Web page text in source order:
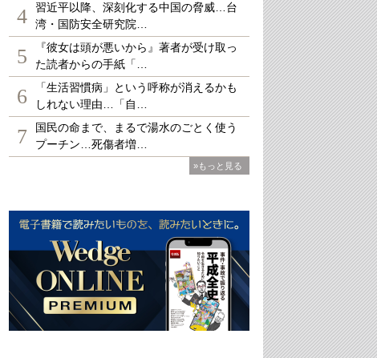
4
習近平以降、深刻化する中国の脅威…台
湾・国防安全研究院…
5
『彼女は頭が悪いから』著者が受け取っ
た読者からの手紙「…
6
「生活習慣病」という呼称が消えるかも
しれない理由…「自…
7
国民の命まで、まるで湯水のごとく使う
プーチン…死傷者増…
»もっと見る